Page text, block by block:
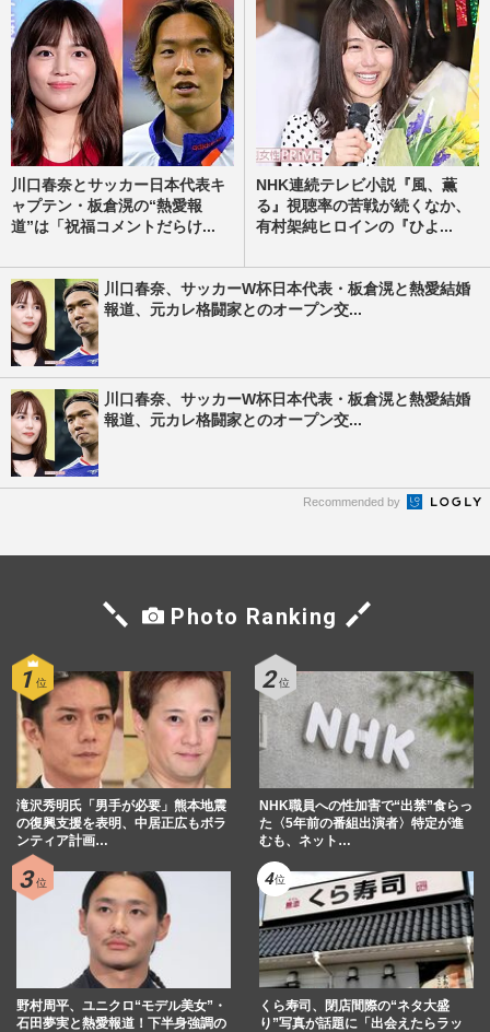
川口春奈とサッカー日本代表キ
ャプテン・板倉滉の“熱愛報
道”は「祝福コメントだらけ...
NHK連続テレビ小説『風、薫
る』視聴率の苦戦が続くなか、
有村架純ヒロインの『ひよ...
川口春奈、サッカーW杯日本代表・板倉滉と熱愛結婚
報道、元カレ格闘家とのオープン交...
川口春奈、サッカーW杯日本代表・板倉滉と熱愛結婚
報道、元カレ格闘家とのオープン交...
Recommended by
Photo Ranking
滝沢秀明氏「男手が必要」熊本地震
の復興支援を表明、中居正広もボラ
ンティア計画…
NHK職員への性加害で“出禁”食らっ
た〈5年前の番組出演者〉特定が進
むも、ネット…
野村周平、ユニクロ“モデル美女”・
石田夢実と熱愛報道！下半身強調の
くら寿司、閉店間際の“ネタ大盛
り”写真が話題に「出会えたらラッ